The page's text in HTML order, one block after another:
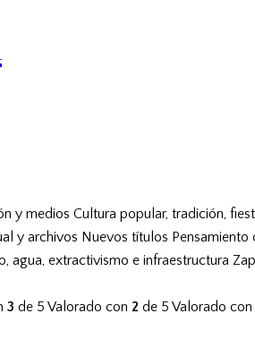
y medios Cultura popular, tradición,
y archivos Nuevos títulos
agua, extractivismo e infraestructura
3 de 5 Valorado con 2 de 5 Valorado con